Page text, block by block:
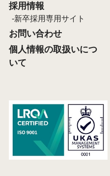
採用情報
新卒採用専用サイト
お問い合わせ
個人情報の取扱いにつ
いて